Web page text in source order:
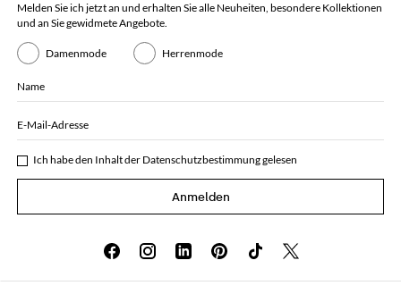
Melden Sie ich jetzt an und erhalten Sie alle Neuheiten, besondere Kollektionen
und an Sie gewidmete Angebote.
Damenmode Herrenmode
Name
E-Mail-Adresse
Ich habe den Inhalt der Datenschutzbestimmunggelesen
Anmelden